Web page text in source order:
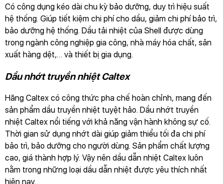
Có công dụng kéo dài chu kỳ bảo dưỡng, duy trì hiệu suất
hệ thống. Giúp tiết kiệm chi phí cho dầu, giảm chi phí bảo trì,
bảo dưỡng hệ thống. Dầu tải nhiệt của Shell được dùng
trong ngành công nghiệp gia công, nhà máy hóa chất, sản
xuất hàng dệt,… và thiết bị gia dụng.
Dầu nhớt truyền nhiệt Caltex
Hãng Caltex có công thức pha chế hoàn chỉnh, mang đến
sản phẩm dầu truyền nhiệt tuyệt hảo. Dầu nhớt truyền
nhiệt Caltex nổi tiếng với khả năng vận hành không sự cố.
Thời gian sử dụng nhớt dài giúp giảm thiểu tối đa chi phí
bảo trì, bảo dưỡng cho người dùng. Sản phẩm chất lượng
cao, giá thành hợp lý. Vậy nên dầu dẫn nhiệt Caltex luôn
nằm trong những loại dầu dẫn nhiệt được yêu thích nhất
hiện nay.